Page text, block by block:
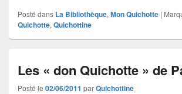
Posté dans La Bibliothèque, Mon Quichotte |
Quichotte, Quichottine
Les « don Quichotte » de
Posté le 02/06/2011 parQuichottine